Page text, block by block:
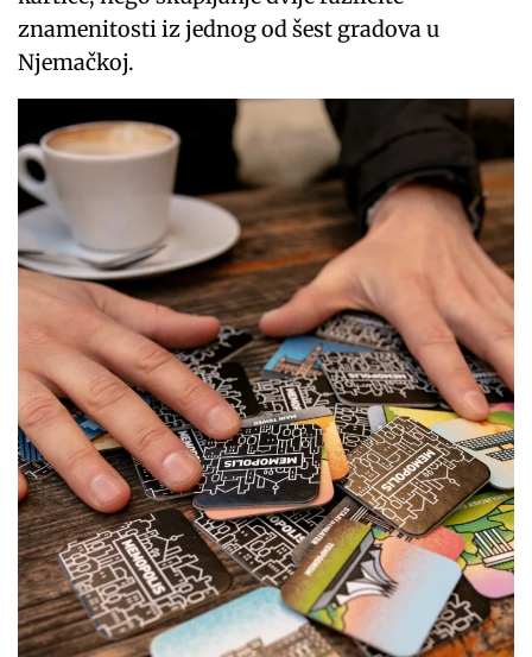
znamenitosti iz jednog od šest gradova u
Njemačkoj.